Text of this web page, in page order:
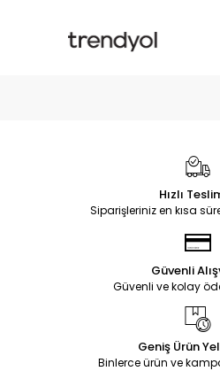
Hızlı
Siparişleriniz en kısa
Güvenli
Güvenli ve kolay
Geniş Ürün
Binlerce ürün ve